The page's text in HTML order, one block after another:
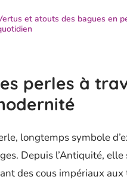
et atouts des bagues en
perles à
longtemps symbole
Depuis l’Antiquité,
des cous impériaux